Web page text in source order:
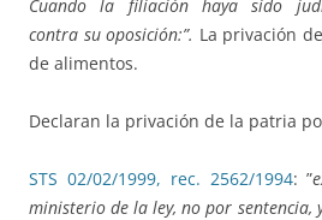
Cuando la filiación haya sido
contra su oposición:”. La privación
de alimentos.
Declaran la privación de la patria
STS 02/02/1999, rec. 2562/1994: ”
ministerio de la ley, no por sentencia,